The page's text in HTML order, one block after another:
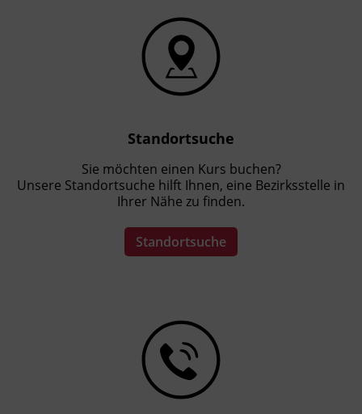
Fortgeschrittene geeignet.
Standortsuche
Sie möchten einen Kurs buchen?
Unsere Standortsuche hilft Ihnen, eine Bezirksstelle in
Ihrer Nähe zu finden.
Standortsuche